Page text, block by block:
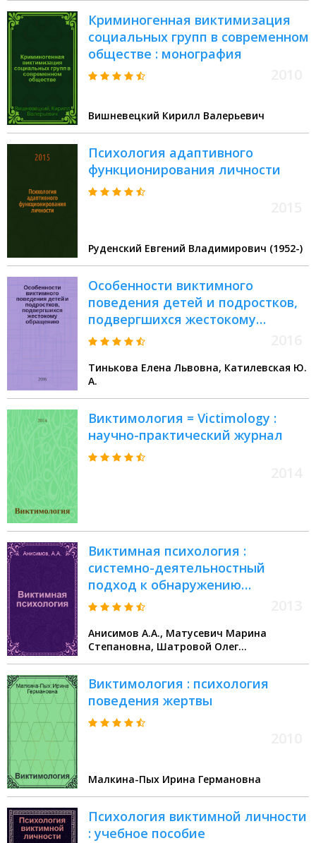
Криминогенная виктимизация
социальных групп в современном
обществе : монография
Вишневецкий Кирилл Валерьевич
Психология адаптивного
функционирования личности
Руденский Евгений Владимирович (1952-)
Особенности виктимного
поведения детей и подростков,
подвергшихся жестокому
обращению : учебно-
Тинькова Елена Львовна, Катилевская Ю.
А.
Виктимология = Victimology :
научно-практический журнал
Виктимная психология :
системно-деятельностный
подход к обнаружению
аверсивного стимула :
Анисимов А.А., Матусевич Марина
Степановна, Шатровой Олег
Виктимология : психология
поведения жертвы
Малкина-Пых Ирина Германовна
Психология виктимной личности
: учебное пособие